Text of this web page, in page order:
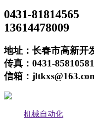
0431-81814565
13614478009
地址：长春市高新开
传真：0431-85810581
信箱：
机械自动化